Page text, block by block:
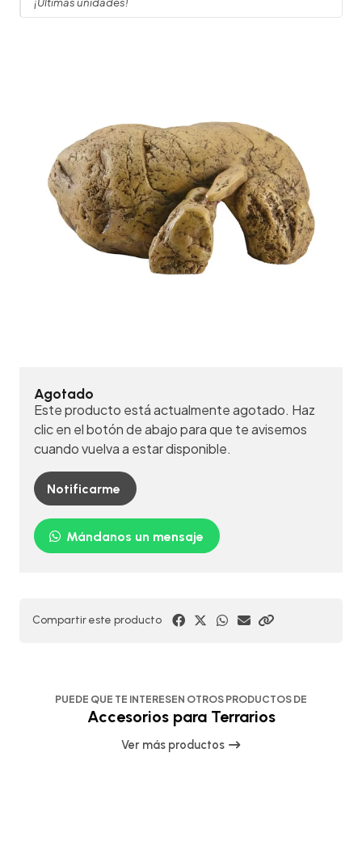
Agotado
Este producto está actualmente agotado. Haz
clic en el botón de abajo para que te avisemos
cuando vuelva a estar disponible.
Notificarme
Mándanos un mensaje
Compartir este producto
PUEDE QUE TE INTERESEN OTROS PRODUCTOS DE
Accesorios para Terrarios
Ver más productos